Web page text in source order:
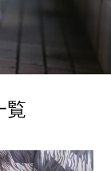
覧